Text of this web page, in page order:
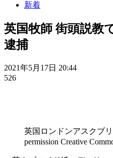
新着
英国牧師 街頭説教
逮捕
2021年5月17日 20:44
526
英国ロンドンアスクブリ
permission Creative